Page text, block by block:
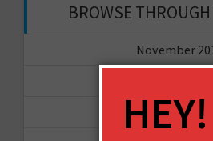
BROWSE
November
August 2017
HEY!